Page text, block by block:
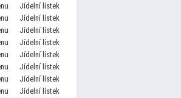
Jídelní lístek
Jídelní lístek
Jídelní lístek
Jídelní lístek
Jídelní lístek
Jídelní lístek
Jídelní lístek
Jídelní lístek